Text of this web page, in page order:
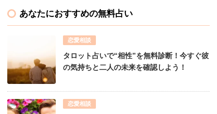
あなたにおすすめの無料占い
恋愛相談
タロット占いで“相性”を無料診断！今すぐ彼
の気持ちと二人の未来を確認しよう！
恋愛相談